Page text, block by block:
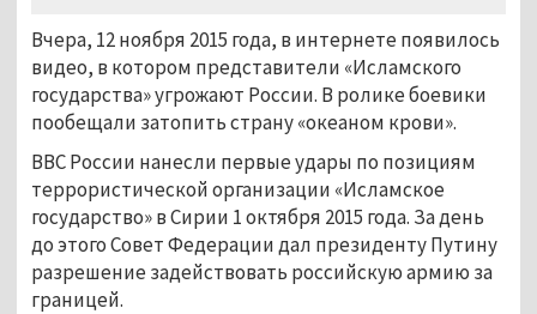
Вчера, 12 ноября 2015 года, в интернете появилось
видео, в котором представители «Исламского
государства» угрожают России. В ролике боевики
пообещали затопить страну «океаном крови».
ВВС России нанесли первые удары по позициям
террористической организации «Исламское
государство» в Сирии 1 октября 2015 года. За день
до этого Совет Федерации дал президенту Путину
разрешение задействовать российскую армию за
границей.